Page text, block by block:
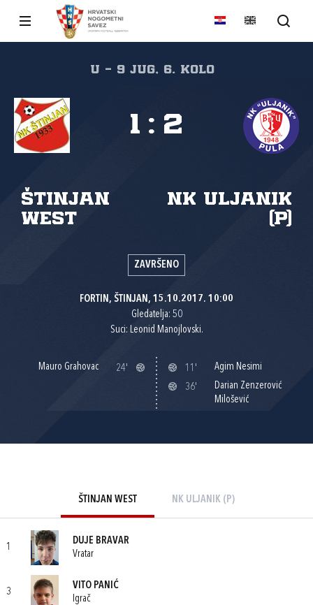
U - 9 JUG, 6. kolo
Štinjan
West
NK Uljanik
(P)
1 : 2
ZAVRŠENO
FORTIN, ŠTINJAN, 15.10.2017. 10:00
Gledatelja: 50
Suci: Leonid Manojlovski.
Mauro Grahovac 24' 11'
Agim Nesimi
36'
Darian Zenzerović
Milošević
ŠTINJAN WEST NK ULJANIK (P)
1
DUJE BRAVAR
Vratar
3
VITO PANIĆ
Igrač